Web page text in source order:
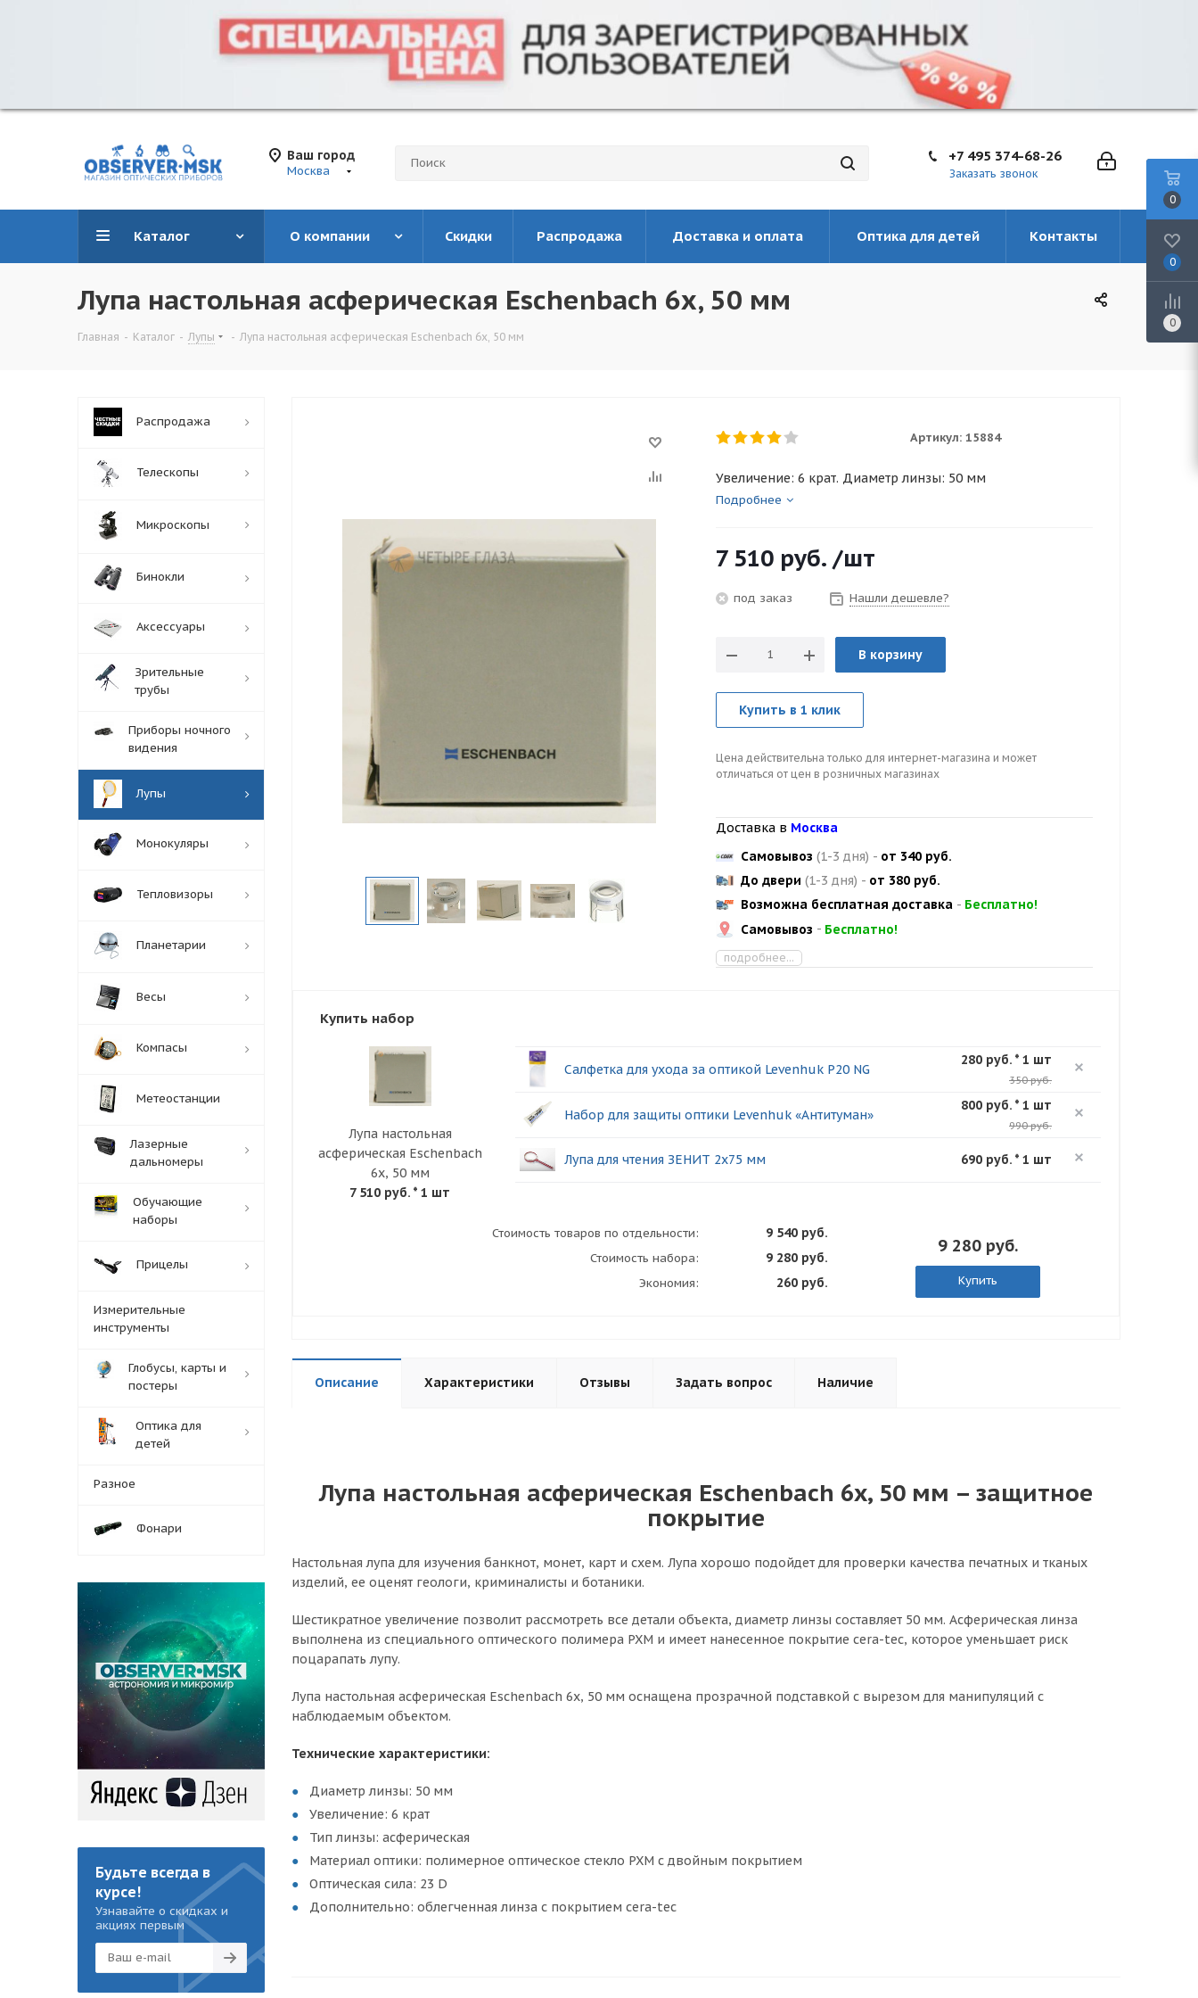
Ваш город
Москва
+7 495 374-68-26
Заказать звонок
Каталог О компании Скидки Распродажа Доставка и оплата Оптика для детей Контакты
Лупа настольная асферическая Eschenbach 6x, 50 мм
Главная - Каталог - Лупы - Лупа настольная асферическая Eschenbach 6x, 50 мм
Артикул: 15884
Увеличение: 6 крат. Диаметр линзы: 50 мм
Подробнее
7 510 руб. /шт
под заказ Нашли дешевле?
В корзину
Купить в 1 клик
Цена действительна только для интернет-магазина и может
отличаться от цен в розничных магазинах
Доставка в Москва
Самовывоз (1-3 дня) - от 340 руб.
До двери (1-3 дня) - от 380 руб.
Возможна бесплатная доставка - Бесплатно!
Самовывоз - Бесплатно!
подробнее...
Купить набор
Лупа настольная
асферическая Eschenbach
6x, 50 мм
7 510 руб. * 1 шт
Салфетка для ухода за оптикой Levenhuk P20 NG
280 руб. * 1 шт
350 руб.
Набор для защиты оптики Levenhuk «Антитуман»
800 руб. * 1 шт
990 руб.
Лупа для чтения ЗЕНИТ 2х75 мм 690 руб. * 1 шт
Стоимость товаров по отдельности: 9 540 руб.
Стоимость набора: 9 280 руб.
Экономия: 260 руб.
9 280 руб.
Купить
Описание Характеристики Отзывы Задать вопрос Наличие
Лупа настольная асферическая Eschenbach 6x, 50 мм – защитное
покрытие
Настольная лупа для изучения банкнот, монет, карт и схем. Лупа хорошо подойдет для проверки качества печатных и тканых
изделий, ее оценят геологи, криминалисты и ботаники.
Шестикратное увеличение позволит рассмотреть все детали объекта, диаметр линзы составляет 50 мм. Асферическая линза
выполнена из специального оптического полимера PXM и имеет нанесенное покрытие cera-tec, которое уменьшает риск
поцарапать лупу.
Лупа настольная асферическая Eschenbach 6x, 50 мм оснащена прозрачной подставкой с вырезом для манипуляций с
наблюдаемым объектом.
Технические характеристики:
Диаметр линзы: 50 мм
Увеличение: 6 крат
Тип линзы: асферическая
Материал оптики: полимерное оптическое стекло PXM с двойным покрытием
Оптическая сила: 23 D
Дополнительно: облегченная линза с покрытием cera-tec
Распродажа
Телескопы
Микроскопы
Бинокли
Аксессуары
Зрительные
трубы
Приборы ночного
видения
Лупы
Монокуляры
Тепловизоры
Планетарии
Весы
Компасы
Метеостанции
Лазерные
дальномеры
Обучающие
наборы
Прицелы
Измерительные
инструменты
Глобусы, карты и
постеры
Оптика для
детей
Разное
Фонари
Будьте всегда в
курсе!
Узнавайте о скидках и
акциях первым
0
0
0